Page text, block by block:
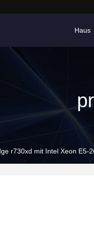
Haus
r730xd mit Intel Xeon E5-